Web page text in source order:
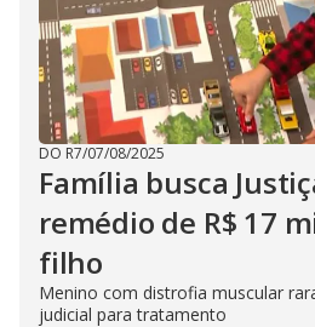
DO R7/07/08/2025
Família busca
remédio de R$ 17
filho
Menino com distrofia muscular
judicial para tratamento